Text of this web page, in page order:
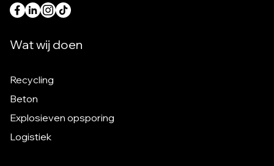
Wat wij doen
Recycling
Beton
Explosieven opsporing
Logistiek